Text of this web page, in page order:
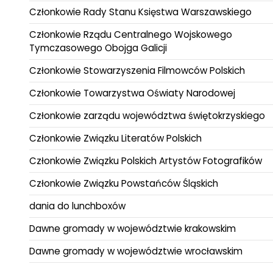
Członkowie Rady Stanu Księstwa Warszawskiego
Członkowie Rządu Centralnego Wojskowego
Tymczasowego Obojga Galicji
Członkowie Stowarzyszenia Filmowców Polskich
Członkowie Towarzystwa Oświaty Narodowej
Członkowie zarządu województwa świętokrzyskiego
Członkowie Związku Literatów Polskich
Członkowie Związku Polskich Artystów Fotografików
Członkowie Związku Powstańców Śląskich
dania do lunchboxów
Dawne gromady w województwie krakowskim
Dawne gromady w województwie wrocławskim